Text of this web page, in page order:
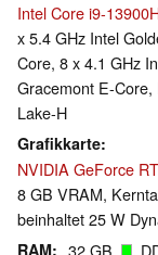
Intel Core i9-
x 5.4 GHz Intel
Core, 8 x 4.1 GHz
Gracemont E-Core,
Lake-H
Grafikkarte
NVIDIA GeForce
8 GB VRAM,
beinhaltet 25 W
RAM 32 GB ,